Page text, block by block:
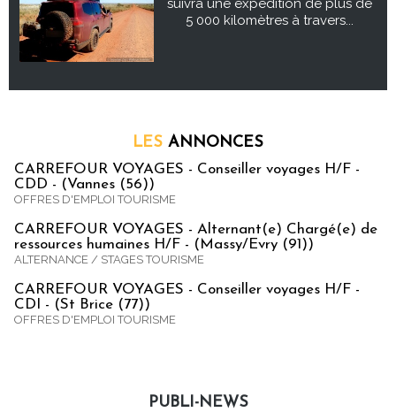
suivra une expédition de plus de
5 000 kilomètres à travers...
LES ANNONCES
CARREFOUR VOYAGES - Conseiller voyages H/F -
CDD - (Vannes (56))
OFFRES D'EMPLOI TOURISME
CARREFOUR VOYAGES - Alternant(e) Chargé(e) de
ressources humaines H/F - (Massy/Evry (91))
ALTERNANCE / STAGES TOURISME
CARREFOUR VOYAGES - Conseiller voyages H/F -
CDI - (St Brice (77))
OFFRES D'EMPLOI TOURISME
PUBLI-NEWS